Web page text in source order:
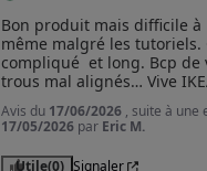
Bon produit mais difficile à
même malgré les tutoriels.
compliqué  et long. Bcp
trous mal alignés… Vive
Avis du 17/06/2026 , suite à une
17/05/2026 par Eric M.
Utile(0) Signaler